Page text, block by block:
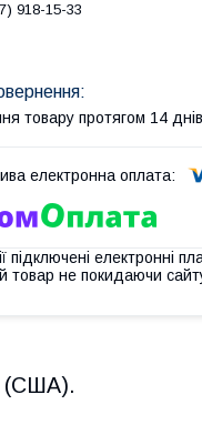
918-15-33
товару протягом 14 днів
підключені електронні
товар не покидаючи
(США).